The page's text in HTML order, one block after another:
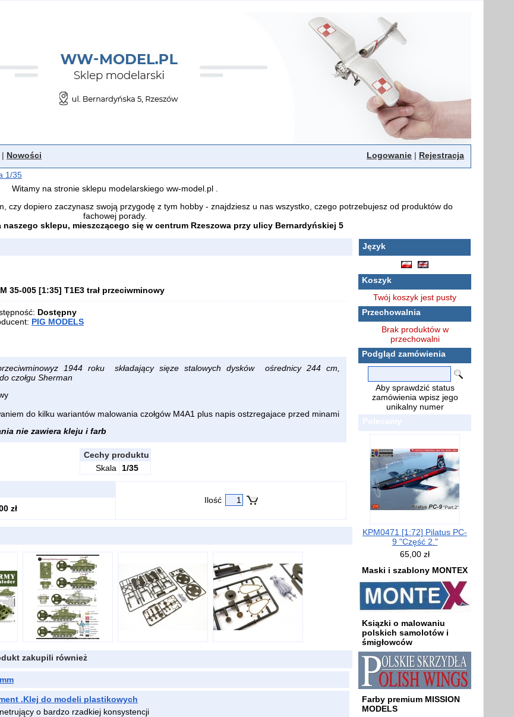
| Nowości Logowanie | Rejestracja
1/35
Witamy na stronie sklepu modelarskiego ww-model.pl .
czy dopiero zaczynasz swoją przygodę z tym hobby - znajdziesz u nas wszystko, czego potrzebujesz od produktów do
fachowej porady.
sklepu, mieszczącego się w centrum Rzeszowa przy ulicy Bernardyńskiej 5
35-005 [1:35] T1E3 trał przeciwminowy
Dostępny
PIG MODELS
1944 roku składający sięze stalowych dysków ośrednicy 244 cm,
czołgu Sherman
do kilku wariantów malowania czołgów M4A1 plus napis ostzregajace przed minami
nie zawiera kleju i farb
Cechy produktu
Skala
1/35
Ilość
zł
zakupili również
.Klej do modeli plastikowych
o bardzo rzadkiej konsystencji
Język
Koszyk
Twój koszyk jest pusty
Przechowalnia
Brak produktów w
przechowalni
Podgląd zamówienia
Aby sprawdzić status
zamówienia wpisz jego
unikalny numer
KPM0471 [1:72] Pilatus PC-
9 "Część 2."
65,00 zł
Maski i szablony MONTEX
Ksiązki o malowaniu
polskich samolotów i
śmigłowców
Farby premium MISSION
MODELS